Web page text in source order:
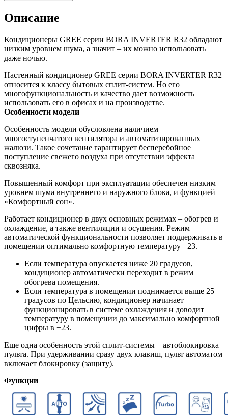
Описание
Кондиционеры GREE серии BORA INVERTER R32 обладают
низким уровнем шума, а значит – их можно использовать
даже ночью.
Настенный кондиционер GREE серии BORA INVERTER R32
относится к классу бытовых сплит-систем. Но его
многофункциональность и качество дает возможность
использовать его в офисах и на производстве.
Особенности модели
Особенность модели обусловлена наличием
многоступенчатого вентилятора и автоматизированных
жалюзи. Такое сочетание гарантирует бесперебойное
поступление свежего воздуха при отсутствии эффекта
сквозняка.
Повышенный комфорт при эксплуатации обеспечен низким
уровнем шума внутреннего и наружного блока, и функцией
«Комфортный сон».
Работает кондиционер в двух основных режимах – обогрев и
охлаждение, а также вентиляции и осушения. Режим
автоматической функциональности позволяет поддерживать в
помещении оптимально комфортную температуру +23.
Если температура опускается ниже 20 градусов,
кондиционер автоматически переходит в режим
обогрева помещения.
Если температура в помещении поднимается выше 25
градусов по Цельсию, кондиционер начинает
функционировать в системе охлаждения и доводит
температуру в помещении до максимально комфортной
цифры в +23.
Еще одна особенность этой сплит-системы – автоблокировка
пульта. При удерживании сразу двух клавиш, пульт автоматом
включает блокировку (защиту).
Функции